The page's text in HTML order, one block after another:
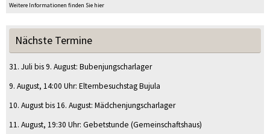
Weitere Informationen finden Sie hier
Nächste Termine
31. Juli bis9. August: Bubenjungscharlager
9. August, 14:00 Uhr: Elternbesuchstag Bujula
10. Augustbis16. August: Mädchenjungscharlager
11. August, 19:30 Uhr: Gebetstunde (Gemeinschaftshaus)